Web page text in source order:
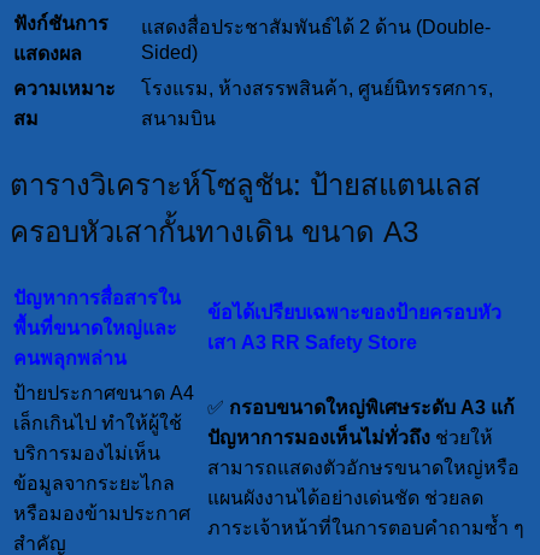
ฟังก์ชันการ
แสดงผล
แสดงสื่อประชาสัมพันธ์ได้ 2 ด้าน (Double-
Sided)
ความเหมาะ
สม
โรงแรม, ห้างสรรพสินค้า, ศูนย์นิทรรศการ,
สนามบิน
ตารางวิเคราะห์โซลูชัน: ป้ายสแตนเลส
ครอบหัวเสากั้นทางเดิน ขนาด A3
ปัญหาการสื่อสารใน
พื้นที่ขนาดใหญ่และ
คนพลุกพล่าน
ข้อได้เปรียบเฉพาะของป้ายครอบหัว
เสา A3 RR Safety Store
ป้ายประกาศขนาด A4
เล็กเกินไป ทำให้ผู้ใช้
บริการมองไม่เห็น
ข้อมูลจากระยะไกล
หรือมองข้ามประกาศ
สำคัญ
✅ กรอบขนาดใหญ่พิเศษระดับ A3 แก้
ปัญหาการมองเห็นไม่ทั่วถึง ช่วยให้
สามารถแสดงตัวอักษรขนาดใหญ่หรือ
แผนผังงานได้อย่างเด่นชัด ช่วยลด
ภาระเจ้าหน้าที่ในการตอบคำถามซ้ำ ๆ